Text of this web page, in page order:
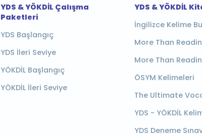
YDS & YÖKDİL Çalışma
Paketleri
YDS Başlangıç
YDS İleri Seviye
YÖKDİL Başlangıç
YÖKDİL İleri Seviye
YDS & YÖKDİL
İngilizce Kelime
More Than
More Than
ÖSYM Kelimeleri
The Ultimate
YDS - YÖKDİL
YDS Deneme